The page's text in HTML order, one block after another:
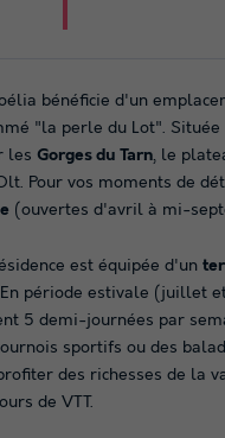
bénéficie d'un
"la perle du Lot".
les Gorges du Tarn, le
Pour vos moments de
(ouvertes d'avril à mi-
est équipée d'un
période estivale (juillet
5 demi-journées par
sportifs ou des
des richesses de la
de VTT.